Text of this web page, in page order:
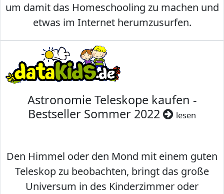
um damit das Homeschooling zu machen und
etwas im Internet herumzusurfen.
Astronomie Teleskope kaufen -
Bestseller Sommer 2022
lesen
Den Himmel oder den Mond mit einem guten
Teleskop zu beobachten, bringt das große
Universum in des Kinderzimmer oder